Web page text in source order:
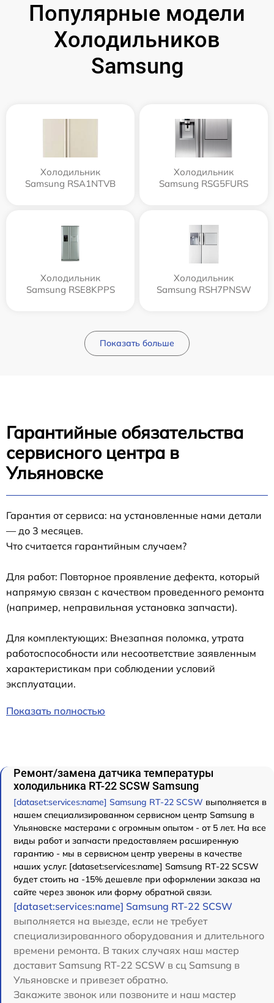
Популярные модели
Холодильников
Samsung
Холодильник
Samsung RSA1NTVB
Холодильник
Samsung RSG5FURS
Холодильник
Samsung RSE8KPPS
Холодильник
Samsung RSH7PNSW
Показать больше
Гарантийные обязательства
сервисного центра в
Ульяновске
Гарантия от сервиса: на установленные нами детали
— до 3 месяцев.
Что считается гарантийным случаем?
Для работ: Повторное проявление дефекта, который
напрямую связан с качеством проведенного ремонта
(например, неправильная установка запчасти).
Для комплектующих: Внезапная поломка, утрата
работоспособности или несоответствие заявленным
характеристикам при соблюдении условий
эксплуатации.
Показать полностью
Ремонт/замена датчика температуры
холодильника RT-22 SCSW Samsung
[dataset:services:name] Samsung RT-22 SCSW выполняется в
нашем специализированном сервисном центр Samsung в
Ульяновске мастерами с огромным опытом - от 5 лет. На все
виды работ и запчасти предоставляем расширенную
гарантию - мы в сервисном центр уверены в качестве
наших услуг. [dataset:services:name] Samsung RT-22 SCSW
будет стоить на -15% дешевле при оформлении заказа на
сайте через звонок или форму обратной связи.
[dataset:services:name] Samsung RT-22 SCSW
выполняется на выезде, если не требует
специализированного оборудования и длительного
времени ремонта. В таких случаях наш мастер
доставит Samsung RT-22 SCSW в сц Samsung в
Ульяновске и привезет обратно.
Закажите звонок или позвоните и наш мастер